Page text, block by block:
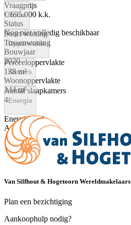
Vraagprijs
€ 695.000 k.k.
Status
Nog niet volledig beschikbaar
Bouw
Soort woning
Tussenwoning
Bouwjaar
2020
Oppervlakte
Perceeloppervlakte
138 m²
Woonoppervlakte
144 m²
Kamers
Aantal slaapkamers
4Energie
Energielabel
A
Van Silfhout & Hogetoorn Wereldmakelaars
Plan een bezichtiging
Aankoophulp nodig?